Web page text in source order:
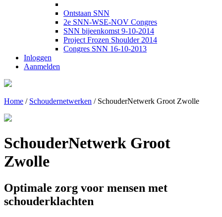
Ontstaan SNN
2e SNN-WSE-NOV Congres
SNN bijeenkomst 9-10-2014
Project Frozen Shoulder 2014
Congres SNN 16-10-2013
Inloggen
Aanmelden
Home / Schoudernetwerken / SchouderNetwerk Groot Zwolle
SchouderNetwerk Groot
Zwolle
Optimale zorg voor mensen met
schouderklachten